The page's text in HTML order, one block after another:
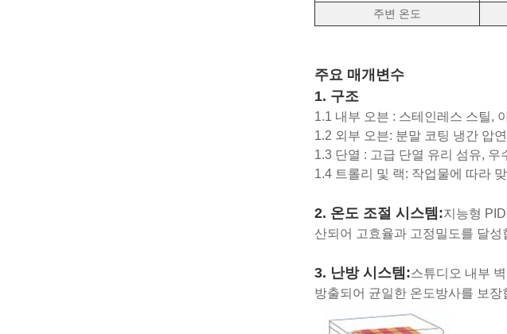
주변 온도
주요 매개변수
1. 구조
1.1 내부 오븐 : 스테인레스 스틸,
1.2 외부 오븐: 분말 코팅 냉간 압
1.3 단열 : 고급 단열 유리 섬유, 우
1.4 트롤리 및 랙: 작업물에 따라
2. 온도 조절 시스템:지능형
산되어 고효율과 고정밀도를 달
3. 난방 시스템:스튜디오 내부
방출되어 균일한 온도방사를 보장